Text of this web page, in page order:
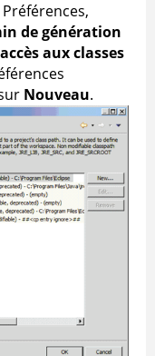
de génération
aux classes
Nouveau.